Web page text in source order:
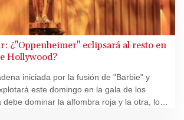
¿"Oppenheimer" eclipsará al resto en
Hollywood?
iniciada por la fusión de "Barbie" y
este domingo en la gala de los
debe dominar la alfombra roja y la otra, los